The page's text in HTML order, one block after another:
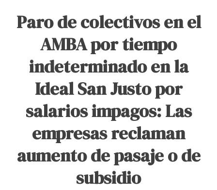
Paro de colectivos en el
AMBA por tiempo
indeterminado en la
Ideal San Justo por
salarios impagos: Las
empresas reclaman
aumento de pasaje o de
subsidio